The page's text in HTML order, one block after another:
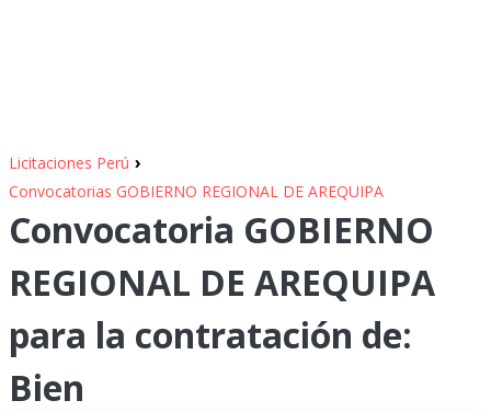
Licitaciones Perú ›
Convocatorias GOBIERNO REGIONAL DE AREQUIPA
Convocatoria GOBIERNO
REGIONAL DE AREQUIPA
para la contratación de:
Bien